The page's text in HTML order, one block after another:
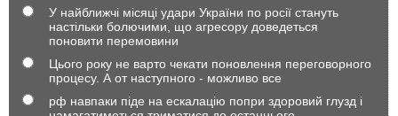
У найближчі місяці удари України по росії стануть
настільки болючими, що агресору доведеться
поновити перемовини
Цього року не варто чекати поновлення переговорного
процесу. А от наступного - можливо все
рф навпаки піде на ескалацію попри здоровий глузд і